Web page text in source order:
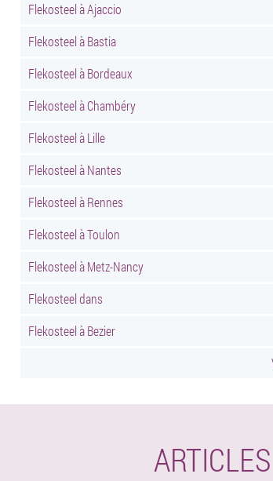
Flekosteel à Ajaccio
Flekosteel à Bastia
Flekosteel à Bordeaux
Flekosteel à Chambéry
Flekosteel à Lille
Flekosteel à Nantes
Flekosteel à Rennes
Flekosteel à Toulon
Flekosteel à Metz-Nancy
Flekosteel dans
Flekosteel à Bezier